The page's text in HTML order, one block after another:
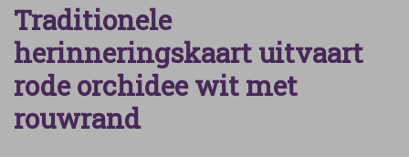
Traditionele
herinneringskaart uitvaart
rode orchidee wit met
rouwrand